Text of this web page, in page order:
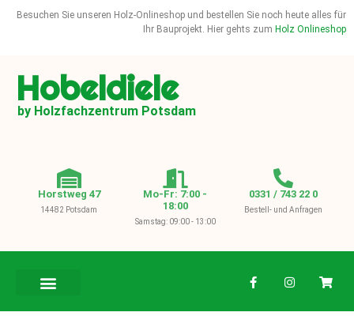
Besuchen Sie unseren Holz-Onlineshop und bestellen Sie noch heute alles für
Ihr Bauprojekt. Hier gehts zum Holz Onlineshop
Hobeldiele
by Holzfachzentrum Potsdam
Horstweg 47
14482 Potsdam
Mo-Fr: 7:00 -
18:00
Samstag: 09:00 - 13:00
0331 / 743 22 0
Bestell- und Anfragen